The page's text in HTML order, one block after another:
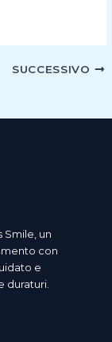
SUCCESSIVO
Smile, un
con
e
duraturi.